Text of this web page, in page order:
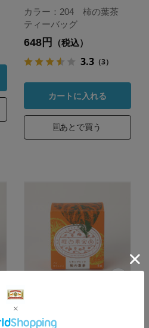
カラー：204 柿の葉茶
ティーバッグ
648円 （税込）
3.3（3）
カートに入れる
あとで買う